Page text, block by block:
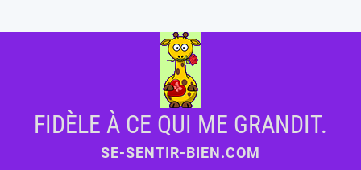
FIDÈLE À CE QUI ME GRANDIT.
SE-SENTIR-BIEN.COM